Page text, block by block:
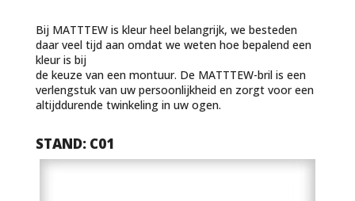
Bij MATTTEW is kleur heel belangrijk, we besteden
daar veel tijd aan omdat we weten hoe bepalend een
kleur is bij
de keuze van een montuur. De MATTTEW-bril is een
verlengstuk van uw persoonlijkheid en zorgt voor een
altijddurende twinkeling in uw ogen.
STAND: C01